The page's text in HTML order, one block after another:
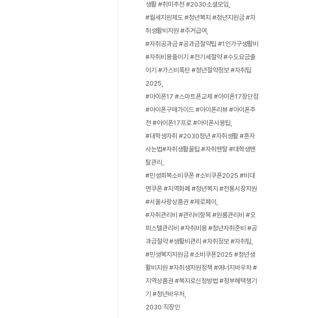
생활 #취미추천 #2030소셜모임
#월세지원제도 #청년복지 #청년지원금 #자
취생활비지원 #주거급여
#자취공과금 #공과금절약팁 #1인가구생활비
#자취비용줄이기 #전기세절약 #수도요금줄
이기 #가스비폭탄 #청년절약정보 #자취팁
2025
#아이폰17 #스마트폰교체 #아이폰17장단점
#아이폰구매가이드 #아이폰리뷰 #아이폰추
천 #아이폰17프로 #아이폰사용팁
#대학생자취 #2030청년 #자취생활 #혼자
사는법#자취생활꿀팁 #자취멘탈 #대학생멘
탈관리
#민생회복소비쿠폰 #소비쿠폰2025 #비대
면쿠폰 #지역화폐 #청년복지 #전통시장지원
#서울사랑상품권 #제로페이
#자취관리비 #관리비항목 #원룸관리비 #오
피스텔관리비 #자취비용 #청년자취준비 #공
과금절약 #생활비관리 #자취정보 #자취팁
#민생복지지원금 #소비쿠폰2025 #청년생
활비지원 #자취생지원정책 #에너지바우처 #
지역상품권 #복지로신청방법 #정부혜택챙기
기 #청년바우처
2030 직장인